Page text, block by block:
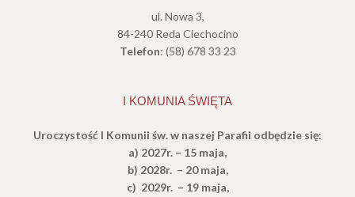
ul. Nowa 3,
84-240 Reda Ciechocino
Telefon: (58) 678 33 23
I KOMUNIA ŚWIĘTA
Uroczystość I Komunii św.w naszej Parafii odbędzie się:
a) 2027r. – 15 maja,
b) 2028r. – 20 maja,
c) 2029r. – 19 maja,